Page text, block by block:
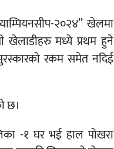
२०२४” खेलमा
खेलाडीहरु मध्ये प्रथम हुने
रकम समेत नदिई
छ।
-१ घर भई हाल पोखरा